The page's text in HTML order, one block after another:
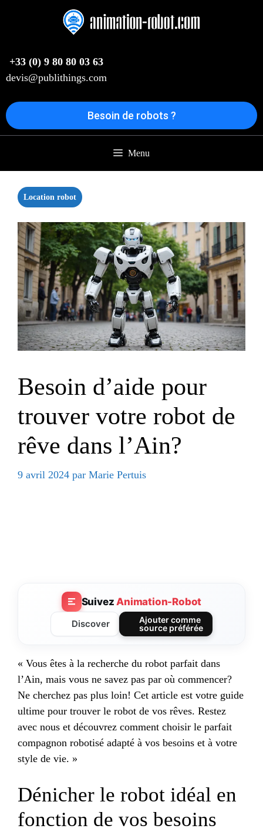
+33 (0) 9 80 80 03 63
devis@publithings.com
Besoin de robots ?
Menu
Location robot
Besoin d’aide pour
trouver votre robot de
rêve dans l’Ain?
9 avril 2024 par Marie Pertuis
Suivez Animation-Robot
Discover
Ajouter comme
source préférée
« Vous êtes à la recherche du robot parfait dans
l’Ain, mais vous ne savez pas par où commencer?
Ne cherchez pas plus loin! Cet article est votre guide
ultime pour trouver le robot de vos rêves. Restez
avec nous et découvrez comment choisir le parfait
compagnon robotisé adapté à vos besoins et à votre
style de vie. »
Dénicher le robot idéal en
fonction de vos besoins